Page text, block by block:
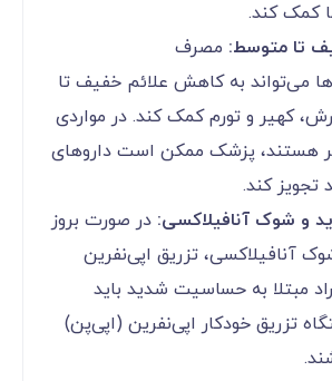
کمک کند.
تا متوسط: مصرف
می‌تواند به کاهش علائم خفیف تا
کهیر و تورم کمک کند. در مواردی
هستند، پزشک ممکن است داروهای
تجویز کند.
و شوک آنافیلاکسی: در صورت بروز
آنافیلاکسی، تزریق اپی‌نفرین
مبتلا به حساسیت شدید باید
تزریق خودکار اپی‌نفرین (اپی‌پن)